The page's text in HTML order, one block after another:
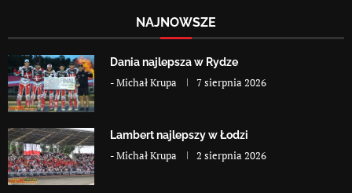
NAJNOWSZE
Dania najlepsza w Rydze
-Michał Krupa 7 sierpnia 2026
Lambert najlepszy w Łodzi
-Michał Krupa 2 sierpnia 2026